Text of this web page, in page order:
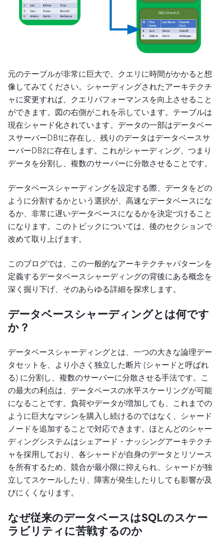
元のテーブルが非常に巨大で、クエリに時間がかかると想
像してみてください。シャーディングされたアーキテクチ
ャに変更すれば、クエリパフォーマンスを向上させること
ができます。図の右側がこれを示しています。テーブルは
現在シャード化されています。データの一部はデータベー
スサーバーDB1に存在し、残りのデータはデータベースサ
ーバーDB2に存在します。これがシャーディング、つまり
データを分割し、複数のサーバーに分散させることです。
データベースシャーディングを設定する際、データをどの
ように分割するかという選択が、高速なデータベースにな
るか、非常に遅いデータベースになるかを決定づけること
になります。このトピックについては、後のセクションで
改めて取り上げます。
このブログでは、この一般的なアーキテクチャパターンを
定義するデータベースシャーディングの背後にある概念を
深く掘り下げ、そのあらゆる詳細を探求します。
データベースシャーディングとは何です
か？
データベースシャーディングとは、一つの大きな論理デー
タセットを、より小さく独立した断片 (シャードと呼ばれ
る) に分割し、複数のサーバーに分散させる手法です。こ
の最大の利点は、データベースの水平スケーリングが可能
になることです。負荷やデータが増加しても、これまでの
ように巨大なマシンを購入し続けるのではなく、シャード
ノードを追加することで対応できます。ほとんどのシャー
ディングシステムはシェアード・ナッシングアーキテクチ
ャを採用しており、各シャードが自身のデータとリソース
を所有するため、競合が最小限に抑えられ、シャードが独
立してスケールしたり、障害が発生したりしても影響が及
びにくくなります。
なぜ従来のデータベースはSQLのスケー
ラビリティに苦戦するのか